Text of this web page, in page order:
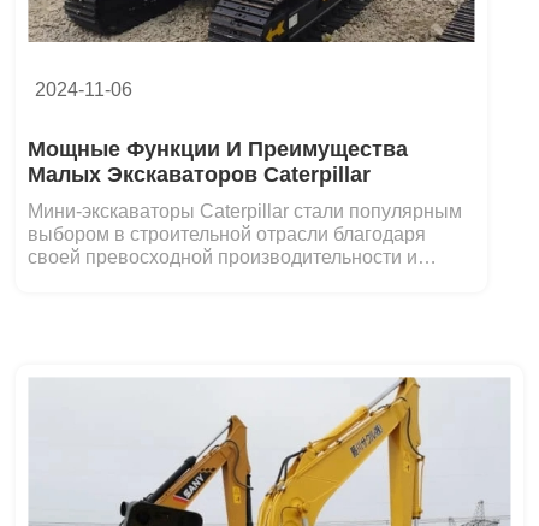
2024-11-06
Мощные Функции И Преимущества
Малых Экскаваторов Caterpillar
Мини-экскаваторы Caterpillar стали популярным
выбором в строительной отрасли благодаря
своей превосходной производительности и